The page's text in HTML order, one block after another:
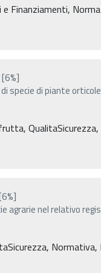
e Finanziamenti,
[6%]
specie di piante
agrarie nel relativo